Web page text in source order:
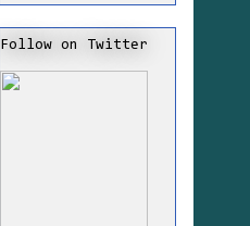
Follow on Twitter